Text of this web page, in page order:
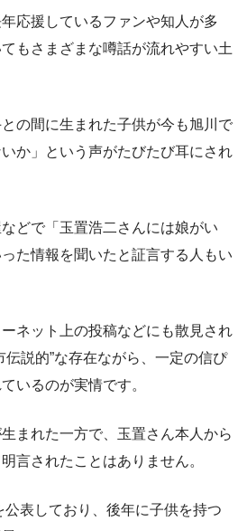
応援しているファンや知人が多
もさまざまな噂話が流れやすい土
の間に生まれた子供が今も旭川で
か」という声がたびたび耳にされ
どで「玉置浩二さんには娘がい
た情報を聞いたと証言する人もい
ネット上の投稿などにも散見され
伝説的”な存在ながら、一定の信ぴ
いるのが実情です。
まれた一方で、玉置さん本人から
言されたことはありません。
表しており、後年に子供を持つ